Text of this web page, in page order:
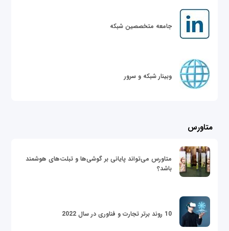
جامعه متخصصین شبکه
وبینار شبکه و سرور
متاورس
متاورس می‌تواند پایانی بر گوشی‌ها و تبلت‌های هوشمند
باشد؟
10 روند برتر تجارت و فناوری در سال 2022